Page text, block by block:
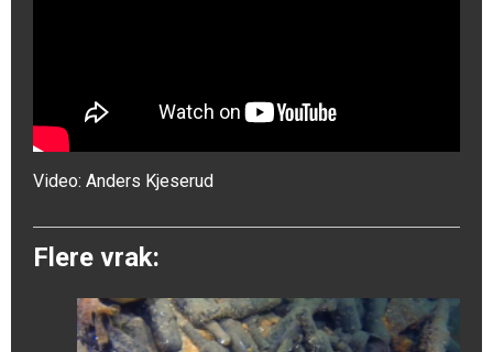
Video: Anders Kjeserud
Flere vrak: